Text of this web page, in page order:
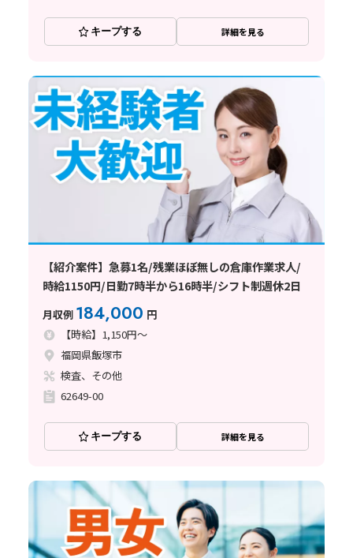
キープする 詳細を見る
【紹介案件】急募1名/残業ほぼ無しの倉庫作業求人/
時給1150円/日勤7時半から16時半/シフト制週休2日
月収例 184,000 円
【時給】1,150円～
福岡県飯塚市
検査、その他
62649-00
キープする 詳細を見る